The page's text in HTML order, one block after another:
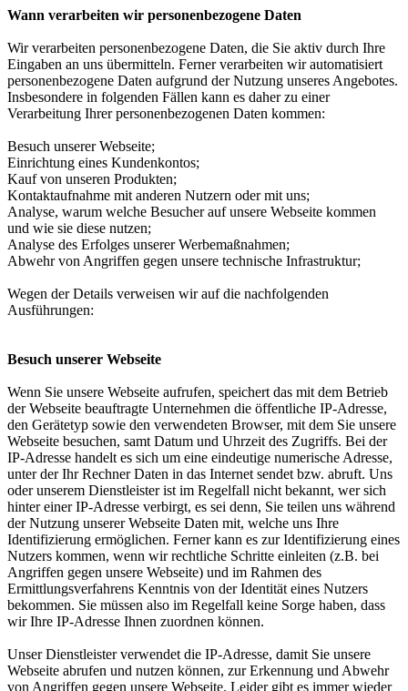
Wann verarbeiten wir personenbezogene Daten
Wir verarbeiten personenbezogene Daten, die Sie aktiv durch Ihre
Eingaben an uns übermitteln. Ferner verarbeiten wir automatisiert
personenbezogene Daten aufgrund der Nutzung unseres Angebotes.
Insbesondere in folgenden Fällen kann es daher zu einer
Verarbeitung Ihrer personenbezogenen Daten kommen:
Besuch unserer Webseite;
Einrichtung eines Kundenkontos;
Kauf von unseren Produkten;
Kontaktaufnahme mit anderen Nutzern oder mit uns;
Analyse, warum welche Besucher auf unsere Webseite kommen
und wie sie diese nutzen;
Analyse des Erfolges unserer Werbemaßnahmen;
Abwehr von Angriffen gegen unsere technische Infrastruktur;
Wegen der Details verweisen wir auf die nachfolgenden
Ausführungen:
Besuch unserer Webseite
Wenn Sie unsere Webseite aufrufen, speichert das mit dem Betrieb
der Webseite beauftragte Unternehmen die öffentliche IP-Adresse,
den Gerätetyp sowie den verwendeten Browser, mit dem Sie unsere
Webseite besuchen, samt Datum und Uhrzeit des Zugriffs. Bei der
IP-Adresse handelt es sich um eine eindeutige numerische Adresse,
unter der Ihr Rechner Daten in das Internet sendet bzw. abruft. Uns
oder unserem Dienstleister ist im Regelfall nicht bekannt, wer sich
hinter einer IP-Adresse verbirgt, es sei denn, Sie teilen uns während
der Nutzung unserer Webseite Daten mit, welche uns Ihre
Identifizierung ermöglichen. Ferner kann es zur Identifizierung eines
Nutzers kommen, wenn wir rechtliche Schritte einleiten (z.B. bei
Angriffen gegen unsere Webseite) und im Rahmen des
Ermittlungsverfahrens Kenntnis von der Identität eines Nutzers
bekommen. Sie müssen also im Regelfall keine Sorge haben, dass
wir Ihre IP-Adresse Ihnen zuordnen können.
Unser Dienstleister verwendet die IP-Adresse, damit Sie unsere
Webseite abrufen und nutzen können, zur Erkennung und Abwehr
von Angriffen gegen unsere Webseite. Leider gibt es immer wieder